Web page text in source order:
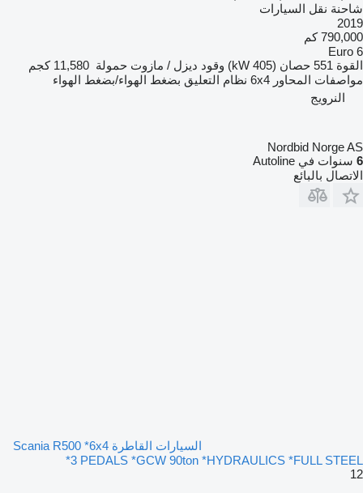
شاحنة نقل السيارات
2019
790,000 كم
Euro 6
القوة 551 حصان (405 kW) وقود ديزل / مازوت حمولة 11,580 كجم
مواصفات المحاور 6x4 نظام التعليق بضغط الهواء/بضغط الهواء
النرويج
Nordbid Norge AS
6 سنوات في Autoline
الاتصال بالبائع
السيارات القاطرة Scania R500 *6x4
*3 PEDALS *GCW 90ton *HYDRAULICS *FULL STEEL
12